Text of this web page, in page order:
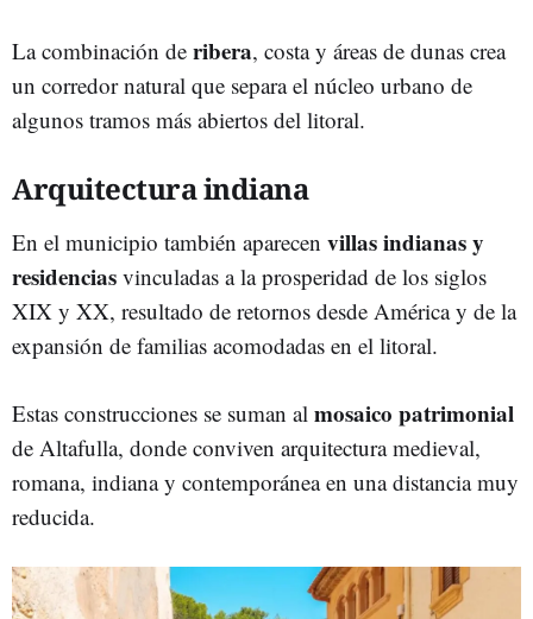
La combinación de ribera, costa y áreas de dunas crea
un corredor natural que separa el núcleo urbano de
algunos tramos más abiertos del litoral.
Arquitectura indiana
En el municipio también aparecen villas indianas y
residencias vinculadas a la prosperidad de los siglos
XIX y XX, resultado de retornos desde América y de la
expansión de familias acomodadas en el litoral.
Estas construcciones se suman al mosaico patrimonial
de Altafulla, donde conviven arquitectura medieval,
romana, indiana y contemporánea en una distancia muy
reducida.